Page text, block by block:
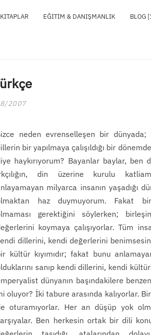
KITAPLAR EĞITIM & DANIŞMANLIK BLOG
2007
neden evrenselleşen bir
bir yapılmaya çalışıldığı bir
haykırıyorum? Bayanlar baylar, ben
din üzerine kurulu
milyarca insanın yaşadığı
haz duymuyorum. Fakat
gerektiğini söylerken;
koymaya çalışıyorlar. Tüm
dillerini, kendi değerlerini
kültür kıyımıdır; fakat bunu
sanıp kendi dillerini, kendi
dünyanın başındakilere
oluyor? İki tabure arasında kalıyorlar.
oturamıyorlar. Her an düşüp yok
Ben herkesin ortak bir dili